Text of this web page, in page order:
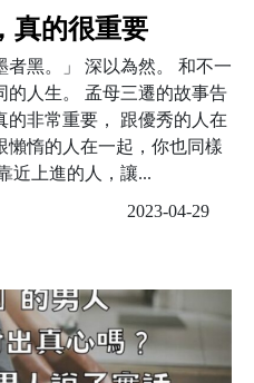
真的很重要
黑。」 深以為然。 和不一
的人生。 孟母三遷的故事告
非常重要， 跟優秀的人在
懶惰的人在一起，你也同樣
近上進的人，讓...
2023-04-29